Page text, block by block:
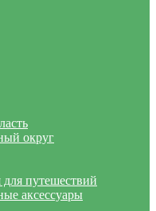
округ
путешествий
аксессуары